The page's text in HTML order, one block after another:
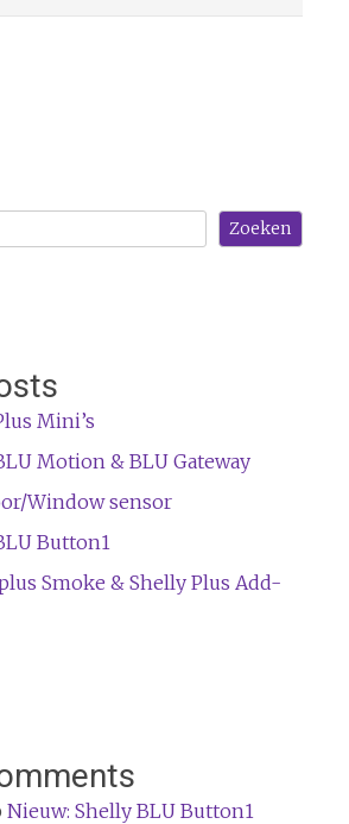
Zoeken
Mini’s
Motion & BLU Gateway
Window sensor
Button1
Smoke & Shelly Plus Add-
Nieuw: Shelly BLU Button1